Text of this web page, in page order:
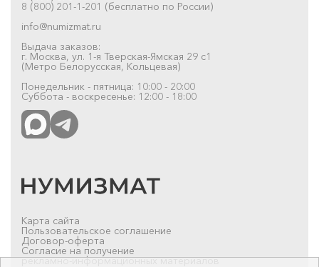
8 (800) 201-1-201 (бесплатно по России)
info@numizmat.ru
Выдача заказов:
г. Москва, ул. 1-я Тверская-Ямская 29 с1
(Метро Белорусская, Кольцевая)
Понедельник - пятница: 10:00 - 20:00
Суббота - воскресенье: 12:00 - 18:00
Карта сайта
Пользовательское соглашение
Договор-оферта
Согласие на получение
рекламно-информационных материалов